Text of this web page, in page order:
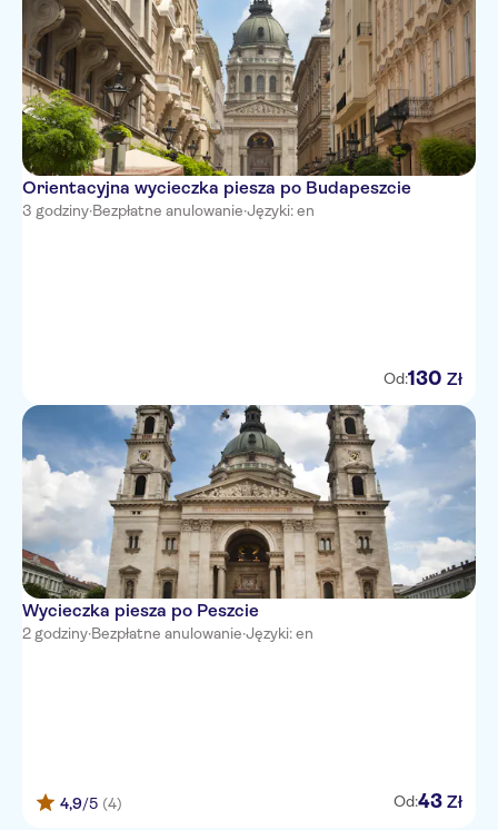
Orientacyjna wycieczka piesza po Budapeszcie
3 godziny·Bezpłatne anulowanie·Języki: en
Od:130 Zł
Wycieczka piesza po Peszcie
2 godziny·Bezpłatne anulowanie·Języki: en
4,9/5 (4) Od:43 Zł